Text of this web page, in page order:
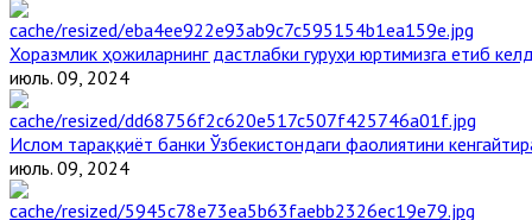
Хоразмлик ҳожиларнинг дастлабки гуруҳи юртимизга етиб
июль. 09, 2024
Ислом тараққиёт банки Ўзбекистондаги фаолиятини
июль. 09, 2024